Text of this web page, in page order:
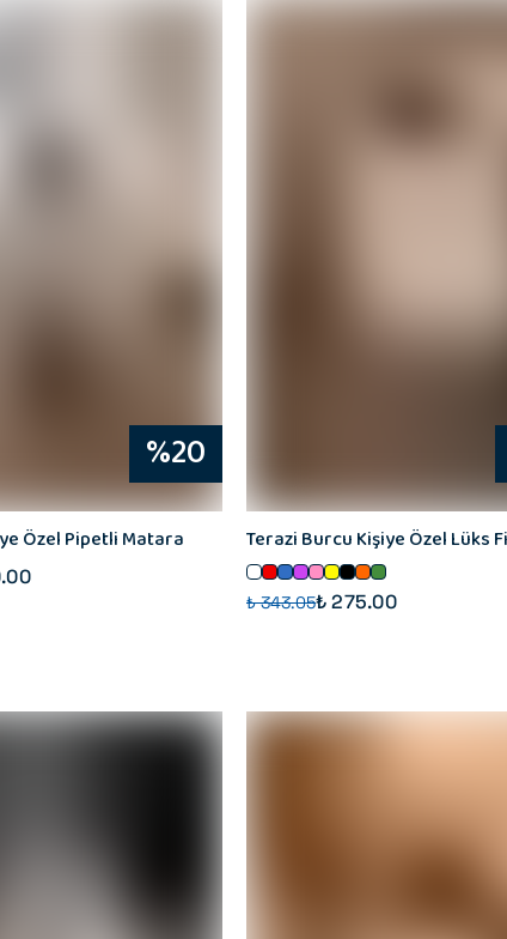
%20
Özel Pipetli Matara Terazi Burcu Kişiye Özel Lüks
₺ 343.05₺ 275.00